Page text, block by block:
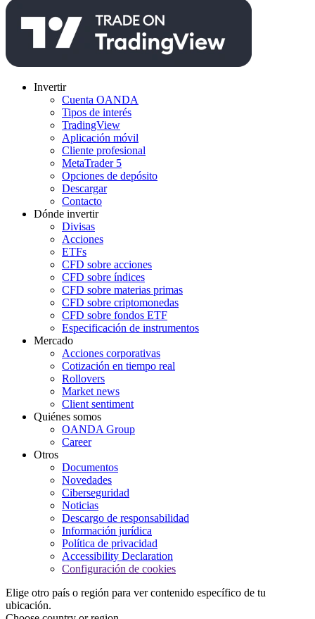
Invertir
Cuenta OANDA
Tipos de interés
TradingView
Aplicación móvil
Cliente profesional
MetaTrader 5
Opciones de depósito
Descargar
Contacto
Dónde invertir
Divisas
Acciones
ETFs
CFD sobre acciones
CFD sobre índices
CFD sobre materias primas
CFD sobre criptomonedas
CFD sobre fondos ETF
Especificación de instrumentos
Mercado
Acciones corporativas
Cotización en tiempo real
Rollovers
Market news
Client sentiment
Quiénes somos
OANDA Group
Career
Otros
Documentos
Novedades
Ciberseguridad
Noticias
Descargo de responsabilidad
Información jurídica
Política de privacidad
Accessibility Declaration
Configuración de cookies
Elige otro país o región para ver contenido específico de tu
ubicación.